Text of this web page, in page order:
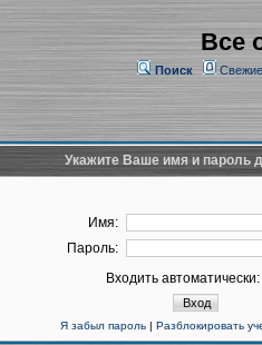
Все
Поиск
Укажите Ваше имя и пароль
Имя:
Пароль:
Входить автоматически:
Я забыл пароль| Разблокировать